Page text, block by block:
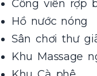
Công viên rợp
Hồ nước nóng
Sân chơi thư
Khu Massage